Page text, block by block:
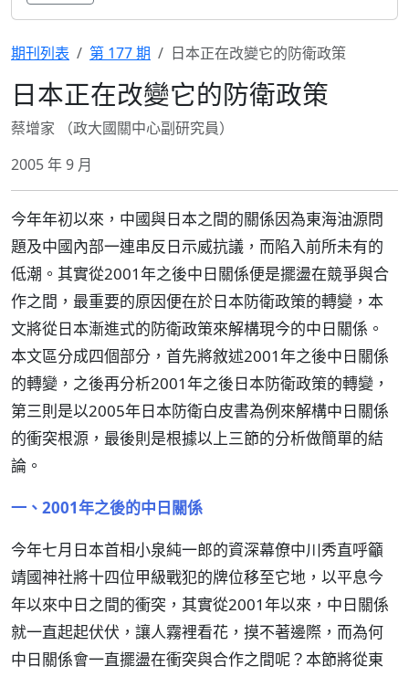
期刊列表 第 177 期 日本正在改變它的防衛政策
日本正在改變它的防衛政策
蔡增家 （政大國關中心副研究員）
2005 年 9 月
今年年初以來，中國與日本之間的關係因為東海油源問
題及中國內部一連串反日示威抗議，而陷入前所未有的
低潮。其實從2001年之後中日關係便是擺盪在競爭與合
作之間，最重要的原因便在於日本防衛政策的轉變，本
文將從日本漸進式的防衛政策來解構現今的中日關係。
本文區分成四個部分，首先將敘述2001年之後中日關係
的轉變，之後再分析2001年之後日本防衛政策的轉變，
第三則是以2005年日本防衛白皮書為例來解構中日關係
的衝突根源，最後則是根據以上三節的分析做簡單的結
論。
一、2001年之後的中日關係
今年七月日本首相小泉純一郎的資深幕僚中川秀直呼籲
靖國神社將十四位甲級戰犯的牌位移至它地，以平息今
年以來中日之間的衝突，其實從2001年以來，中日關係
就一直起起伏伏，讓人霧裡看花，摸不著邊際，而為何
中日關係會一直擺盪在衝突與合作之間呢？本節將從東